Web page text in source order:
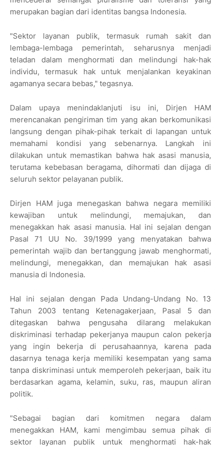
merupakan bagian dari identitas bangsa Indonesia.
"Sektor layanan publik, termasuk rumah sakit dan
lembaga-lembaga pemerintah, seharusnya menjadi
teladan dalam menghormati dan melindungi hak-hak
individu, termasuk hak untuk menjalankan keyakinan
agamanya secara bebas," tegasnya.
Dalam upaya menindaklanjuti isu ini, Dirjen HAM
merencanakan pengiriman tim yang akan berkomunikasi
langsung dengan pihak-pihak terkait di lapangan untuk
memahami kondisi yang sebenarnya. Langkah ini
dilakukan untuk memastikan bahwa hak asasi manusia,
terutama kebebasan beragama, dihormati dan dijaga di
seluruh sektor pelayanan publik.
Dirjen HAM juga menegaskan bahwa negara memiliki
kewajiban untuk melindungi, memajukan, dan
menegakkan hak asasi manusia. Hal ini sejalan dengan
Pasal 71 UU No. 39/1999 yang menyatakan bahwa
pemerintah wajib dan bertanggung jawab menghormati,
melindungi, menegakkan, dan memajukan hak asasi
manusia di Indonesia.
Hal ini sejalan dengan Pada Undang-Undang No. 13
Tahun 2003 tentang Ketenagakerjaan, Pasal 5 dan
ditegaskan bahwa pengusaha dilarang melakukan
diskriminasi terhadap pekerjanya maupun calon pekerja
yang ingin bekerja di perusahaannya, karena pada
dasarnya tenaga kerja memiliki kesempatan yang sama
tanpa diskriminasi untuk memperoleh pekerjaan, baik itu
berdasarkan agama, kelamin, suku, ras, maupun aliran
politik.
"Sebagai bagian dari komitmen negara dalam
menegakkan HAM, kami mengimbau semua pihak di
sektor layanan publik untuk menghormati hak-hak